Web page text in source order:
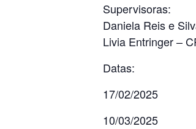
Supervisoras:
Daniela Reis e
Livia Entringer –
Datas:
17/02/2025
10/03/2025